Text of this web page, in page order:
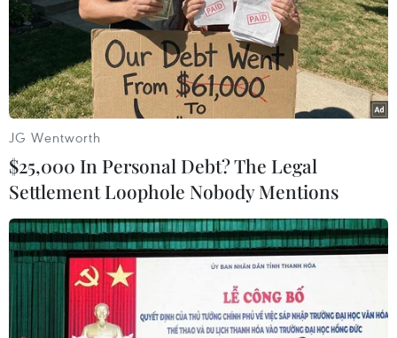
TIN LIÊN QUAN
JG Wentworth
$25,000 In Personal Debt? The Legal
Settlement Loophole Nobody Mentions